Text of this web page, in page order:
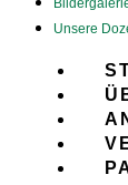
Unsere